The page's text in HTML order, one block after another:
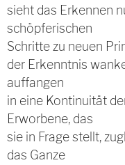
sieht das Erkennen
schöpferischen
Schritte zu neuen
der Erkenntnis
auffangen
in eine Kontinuität
Erworbene, das
sie in Frage stellt,
das Ganze